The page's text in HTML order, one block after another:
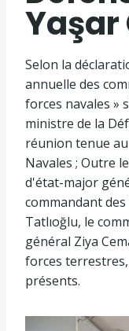
Yaşar
Selon la
annuelle des
forces navales »
ministre de la
réunion tenue
Navales ; Outre
d'état-major
commandant
Tatlıoğlu, le
général Ziya
forces
présents.